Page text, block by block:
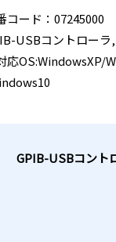
コード：07245000
USBコントロー
OS:WindowsXP/
GPIB-USBコント